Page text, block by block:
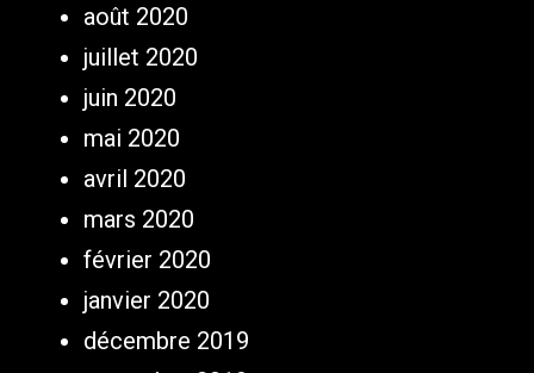
août 2020
juillet 2020
juin 2020
mai 2020
avril 2020
mars 2020
février 2020
janvier 2020
décembre 2019